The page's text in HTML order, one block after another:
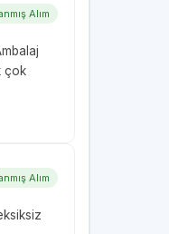
Alım
çok
Alım